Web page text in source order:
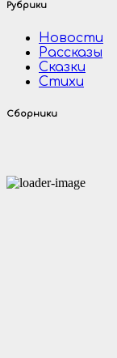
Рубрики
Новости
Рассказы
Сказки
Стихи
Сборники